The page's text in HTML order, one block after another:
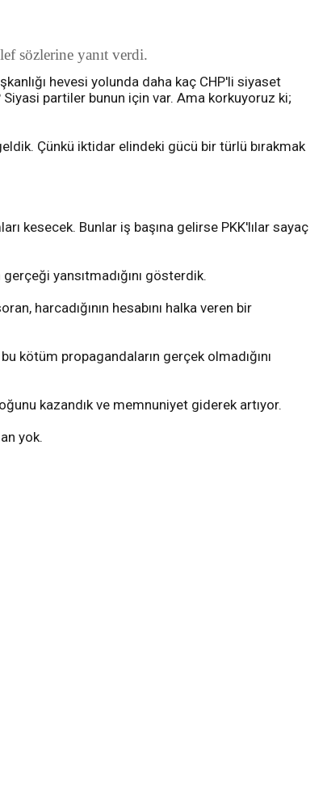
sözlerine yanıt verdi.
hevesi yolunda daha kaç CHP'li siyaset
partiler bunun için var. Ama korkuyoruz ki;
Çünkü iktidar elindeki gücü bir türlü bırakmak
kesecek. Bunlar iş başına gelirse PKK'lılar sayaç
yansıtmadığını gösterdik.
harcadığının hesabını halka veren bir
kötüm propagandaların gerçek olmadığını
kazandık ve memnuniyet giderek artıyor.
yok.